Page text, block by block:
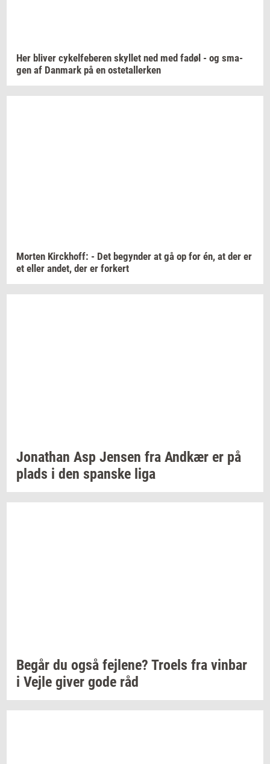
Her bli­ver cy­kel­fe­be­ren skyl­let ned med fadøl - og sma­
gen af Dan­mark på en oste­tal­ler­ken
Mor­ten Kirck­hoff: - Det be­gyn­der at gå op for én, at der er
et eller andet, der er for­kert
Jo­nat­han Asp Jen­sen fra And­kær er på
plads i den span­ske liga
Begår du også fejl­e­ne? Tro­els fra vin­bar
i Vejle giver gode råd